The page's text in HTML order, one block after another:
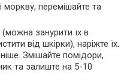
перемішайте та
(можна занурити їх в
від шкірки), наріжте їх.
Змішайте помідори,
та залиште на 5-10